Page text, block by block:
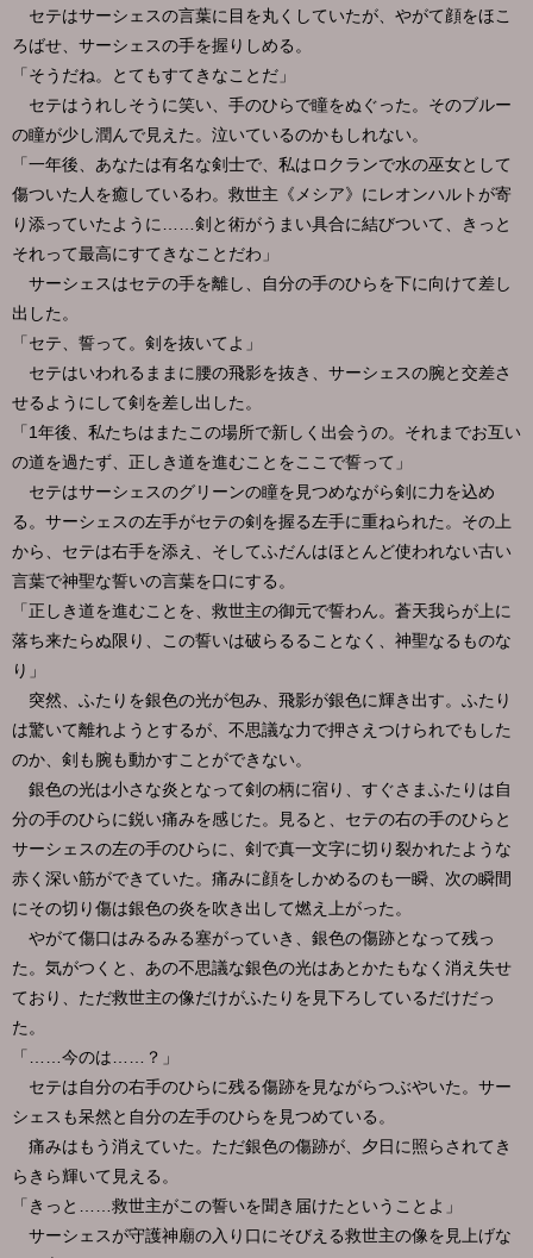
セテはサーシェスの言葉に目を丸くしていたが、やがて顔をほこ
ろばせ、サーシェスの手を握りしめる。
「そうだね。とてもすてきなことだ」
セテはうれしそうに笑い、手のひらで瞳をぬぐった。そのブルー
の瞳が少し潤んで見えた。泣いているのかもしれない。
「一年後、あなたは有名な剣士で、私はロクランで水の巫女として
傷ついた人を癒しているわ。救世主《メシア》にレオンハルトが寄
り添っていたように……剣と術がうまい具合に結びついて、きっと
それって最高にすてきなことだわ」
サーシェスはセテの手を離し、自分の手のひらを下に向けて差し
出した。
「セテ、誓って。剣を抜いてよ」
セテはいわれるままに腰の飛影を抜き、サーシェスの腕と交差さ
せるようにして剣を差し出した。
「1年後、私たちはまたこの場所で新しく出会うの。それまでお互い
の道を過たず、正しき道を進むことをここで誓って」
セテはサーシェスのグリーンの瞳を見つめながら剣に力を込め
る。サーシェスの左手がセテの剣を握る左手に重ねられた。その上
から、セテは右手を添え、そしてふだんはほとんど使われない古い
言葉で神聖な誓いの言葉を口にする。
「正しき道を進むことを、救世主の御元で誓わん。蒼天我らが上に
落ち来たらぬ限り、この誓いは破らるることなく、神聖なるものな
り」
突然、ふたりを銀色の光が包み、飛影が銀色に輝き出す。ふたり
は驚いて離れようとするが、不思議な力で押さえつけられでもした
のか、剣も腕も動かすことができない。
銀色の光は小さな炎となって剣の柄に宿り、すぐさまふたりは自
分の手のひらに鋭い痛みを感じた。見ると、セテの右の手のひらと
サーシェスの左の手のひらに、剣で真一文字に切り裂かれたような
赤く深い筋ができていた。痛みに顔をしかめるのも一瞬、次の瞬間
にその切り傷は銀色の炎を吹き出して燃え上がった。
やがて傷口はみるみる塞がっていき、銀色の傷跡となって残っ
た。気がつくと、あの不思議な銀色の光はあとかたもなく消え失せ
ており、ただ救世主の像だけがふたりを見下ろしているだけだっ
た。
「……今のは……？」
セテは自分の右手のひらに残る傷跡を見ながらつぶやいた。サー
シェスも呆然と自分の左手のひらを見つめている。
痛みはもう消えていた。ただ銀色の傷跡が、夕日に照らされてき
らきら輝いて見える。
「きっと……救世主がこの誓いを聞き届けたということよ」
サーシェスが守護神廟の入り口にそびえる救世主の像を見上げな